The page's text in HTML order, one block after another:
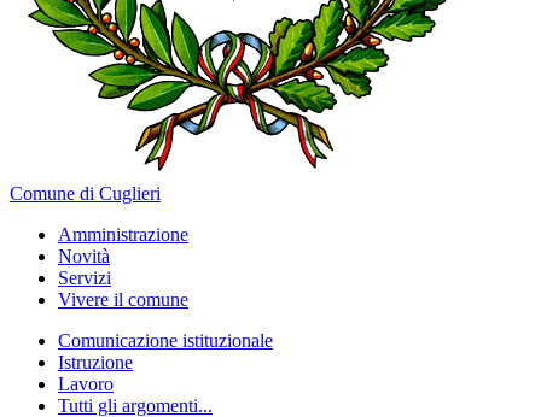
Comune di Cuglieri
Amministrazione
Novità
Servizi
Vivere il comune
Comunicazione istituzionale
Istruzione
Lavoro
Tutti gli argomenti...